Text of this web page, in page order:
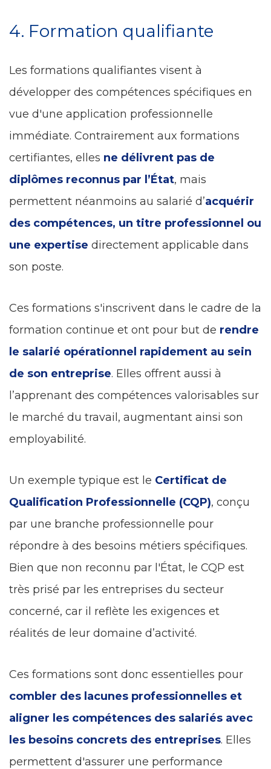
4. Formation qualifiante
Les formations qualifiantes visent à
développer des compétences spécifiques en
vue d'une application professionnelle
immédiate. Contrairement aux formations
certifiantes, elles ne délivrent pas de
diplômes reconnus par l’État, mais
permettent néanmoins au salarié d’acquérir
des compétences, un titre professionnel ou
une expertise directement applicable dans
son poste.
Ces formations s'inscrivent dans le cadre de la
formation continue et ont pour but de rendre
le salarié opérationnel rapidement au sein
de son entreprise. Elles offrent aussi à
l’apprenant des compétences valorisables sur
le marché du travail, augmentant ainsi son
employabilité.
Un exemple typique est le Certificat de
Qualification Professionnelle (CQP), conçu
par une branche professionnelle pour
répondre à des besoins métiers spécifiques.
Bien que non reconnu par l'État, le CQP est
très prisé par les entreprises du secteur
concerné, car il reflète les exigences et
réalités de leur domaine d’activité.
Ces formations sont donc essentielles pour
combler des lacunes professionnelles et
aligner les compétences des salariés avec
les besoins concrets des entreprises. Elles
permettent d'assurer une performance